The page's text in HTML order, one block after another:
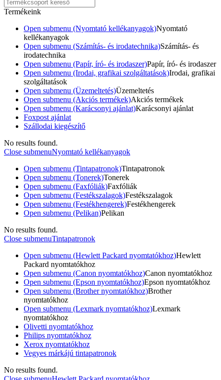
Termékeink
Open submenu (Nyomtató kellékanyagok)Nyomtató
kellékanyagok
Open submenu (Számítás- és irodatechnika)Számítás- és
irodatechnika
Open submenu (Papír, író- és irodaszer)Papír, író- és irodaszer
Open submenu (Irodai, grafikai szolgáltatások)Irodai, grafikai
szolgáltatások
Open submenu (Üzemeltetés)Üzemeltetés
Open submenu (Akciós termékek)Akciós termékek
Open submenu (Karácsonyi ajánlat)Karácsonyi ajánlat
Foxpost ajánlat
Szállodai kiegészítő
No results found.
Close submenuNyomtató kellékanyagok
Open submenu (Tintapatronok)Tintapatronok
Open submenu (Tonerek)Tonerek
Open submenu (Faxfóliák)Faxfóliák
Open submenu (Festékszalagok)Festékszalagok
Open submenu (Festékhengerek)Festékhengerek
Open submenu (Pelikan)Pelikan
No results found.
Close submenuTintapatronok
Open submenu (Hewlett Packard nyomtatókhoz)Hewlett
Packard nyomtatókhoz
Open submenu (Canon nyomtatókhoz)Canon nyomtatókhoz
Open submenu (Epson nyomtatókhoz)Epson nyomtatókhoz
Open submenu (Brother nyomtatókhoz)Brother
nyomtatókhoz
Open submenu (Lexmark nyomtatókhoz)Lexmark
nyomtatókhoz
Olivetti nyomtatókhoz
Philips nyomtatókhoz
Xerox nyomtatókhoz
Vegyes márkájú tintapatronok
No results found.